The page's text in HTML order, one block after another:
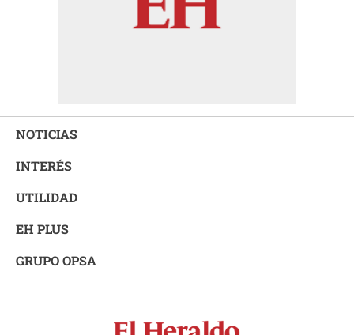
NOTICIAS
INTERÉS
UTILIDAD
EH PLUS
GRUPO OPSA